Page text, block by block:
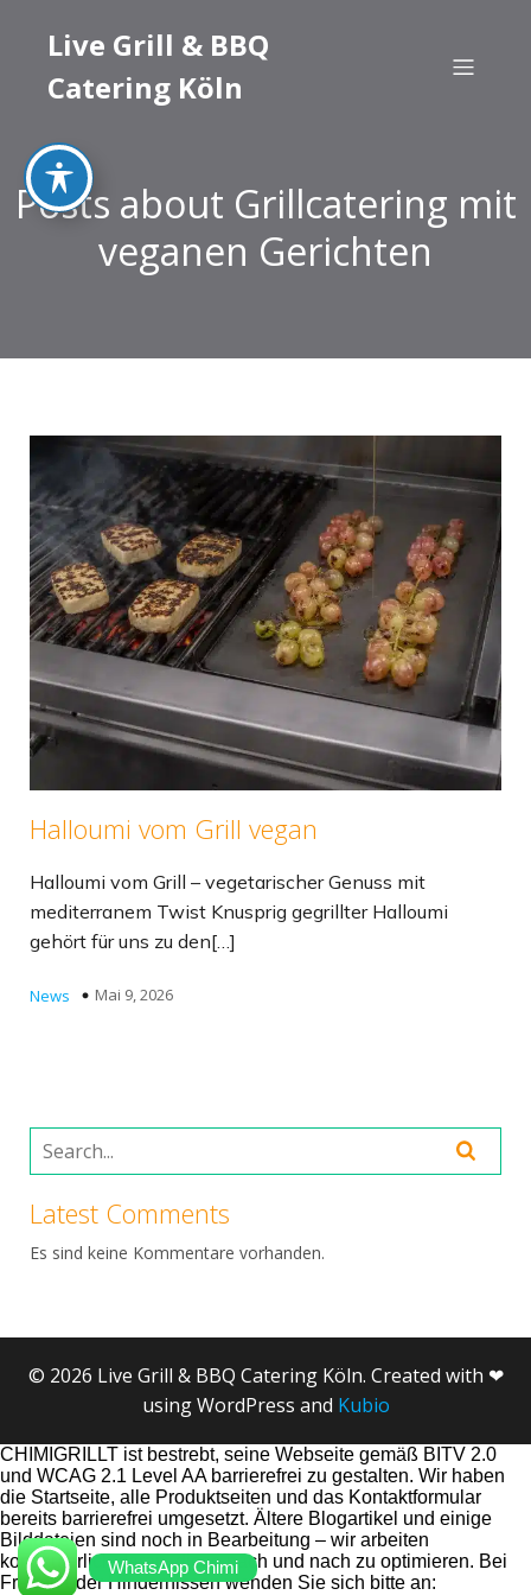
Live Grill & BBQ
Catering Köln
Posts about Grillcatering mit
veganen Gerichten
Halloumi vom Grill vegan
Halloumi vom Grill – vegetarischer Genuss mit
mediterranem Twist Knusprig gegrillter Halloumi
gehört für uns zu den[…]
News Mai 9, 2026
Latest Comments
Es sind keine Kommentare vorhanden.
© 2026 Live Grill & BBQ Catering Köln. Created with ❤
using WordPress and Kubio
CHIMIGRILLT ist bestrebt, seine Webseite gemäß BITV 2.0
und WCAG 2.1 Level AA barrierefrei zu gestalten. Wir haben
die Startseite, alle Produktseiten und das Kontaktformular
bereits barrierefrei umgesetzt. Ältere Blogartikel und einige
Bilddateien sind noch in Bearbeitung – wir arbeiten
kontinuierlich daran, diese nach und nach zu optimieren. Bei
Fragen oder Hindernissen wenden Sie sich bitte an:
WhatsApp Chimi